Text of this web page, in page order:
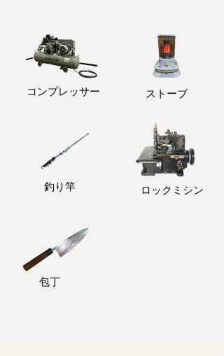
コンプレッサー ストーブ
釣り竿 ロックミシン
包丁